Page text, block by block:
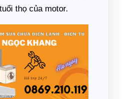
thọ của motor.